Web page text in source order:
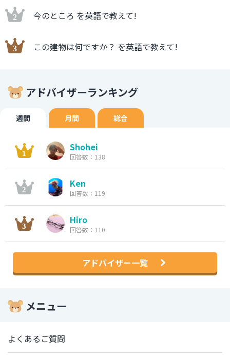
今のところ を英語で教えて!
この建物は何ですか？ を英語で教えて!
アドバイザーランキング
週間 月間 総合
Shohei
回答数：138
Ken
回答数：119
Hiro
回答数：110
アドバイザー一覧
メニュー
よくあるご質問